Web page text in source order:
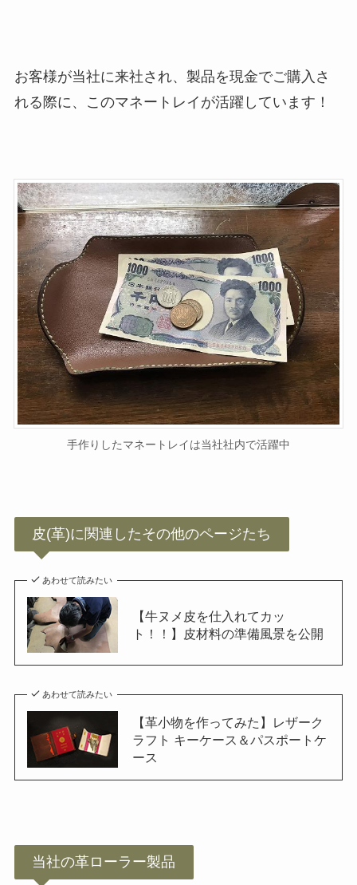
お客様が当社に来社され、製品を現金でご購入さ
れる際に、このマネートレイが活躍しています！
手作りしたマネートレイは当社社内で活躍中
皮(革)に関連したその他のページたち
あわせて読みたい
【牛ヌメ皮を仕入れてカッ
ト！！】皮材料の準備風景を公開
あわせて読みたい
【革小物を作ってみた】レザーク
ラフト キーケース＆パスポートケ
ース
当社の革ローラー製品